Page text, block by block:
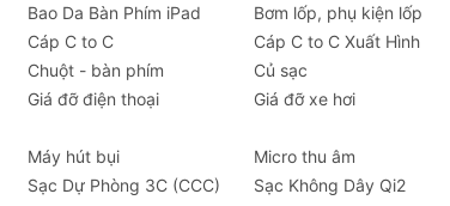
Bao Da Bàn Phím iPad Bơm lốp, phụ kiện lốp
Cáp C to C Cáp C to C Xuất Hình
Chuột - bàn phím Củ sạc
Giá đỡ điện thoại Giá đỡ xe hơi
Máy hút bụi Micro thu âm
Sạc Dự Phòng 3C (CCC) Sạc Không Dây Qi2